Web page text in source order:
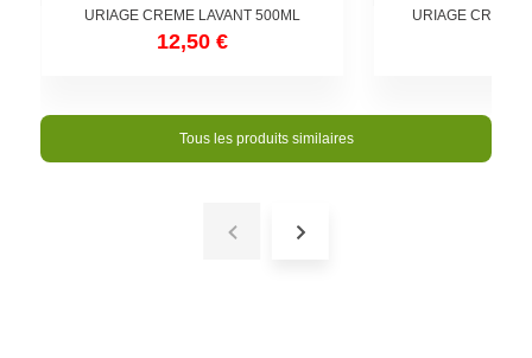
URIAGE CREME LAVANT 500ML
12,50 €
URIAGE CREME
Tous les produits similaires